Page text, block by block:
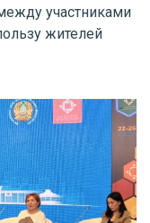
участниками
жителей